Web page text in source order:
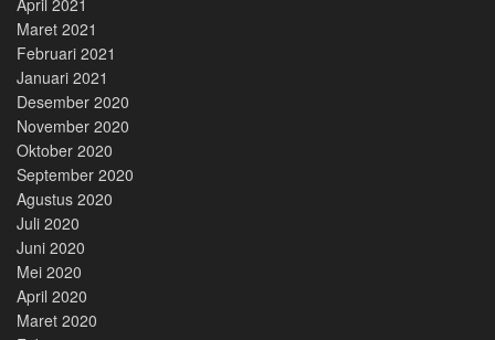
Maret 2021
Februari 2021
Januari 2021
Desember 2020
November 2020
Oktober 2020
September 2020
Agustus 2020
Juli 2020
Juni 2020
Mei 2020
April 2020
Maret 2020